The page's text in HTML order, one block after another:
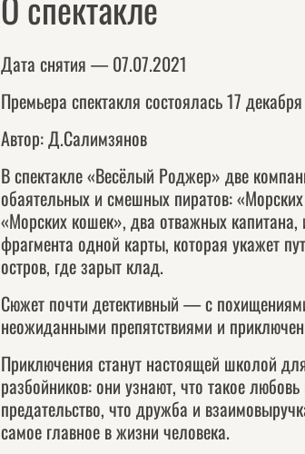
Дата снятия — 07.07.2021
Премьера спектакля состоялась 17
Автор: Д.Салимзянов
В спектакле «Весёлый Роджер» две
обаятельных и смешных пиратов:
«Морских кошек», два отважных капитана,
фрагмента одной карты, которая укажет
остров, где зарыт клад.
Сюжет почти детективный — с
неожиданными препятствиями и
Приключения станут настоящей школой
разбойников: они узнают, что такое любовь
предательство, что дружба и
самое главное в жизни человека.